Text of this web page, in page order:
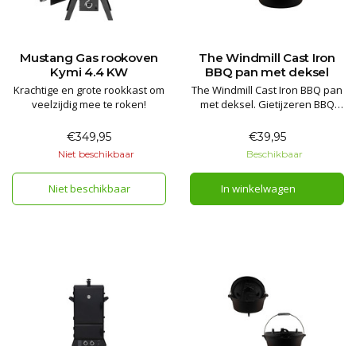
Mustang Gas rookoven
Kymi 4.4 KW
Krachtige en grote rookkast om
veelzijdig mee te roken!
€349,95
Niet beschikbaar
Niet beschikbaar
The Windmill Cast Iron
BBQ pan met deksel
The Windmill Cast Iron BBQ pan
met deksel. Gietijzeren BBQ
kwaliteit!
Ideale gietijzeren pannen voor
bushcraft cooking, op de
barbecue of op een gas
komfoor. Uitstekend als bak en
braadpan. Een investering voor
€39,95
Beschikbaar
In winkelwagen